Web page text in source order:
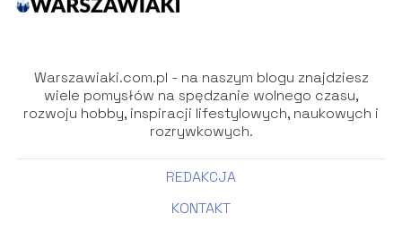
Warszawiaki.com.pl - na naszym blogu znajdziesz
wiele pomysłów na spędzanie wolnego czasu,
rozwoju hobby, inspiracji lifestylowych, naukowych i
rozrywkowych.
REDAKCJA
KONTAKT